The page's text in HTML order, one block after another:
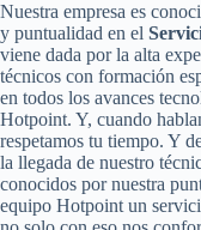
Nuestra empresa es
y puntualidad en el
viene dada por la alta
técnicos con formación
en todos los avances
Hotpoint. Y, cuando
respetamos tu tiempo. Y
la llegada de nuestro
conocidos por nuestra
equipo Hotpoint un